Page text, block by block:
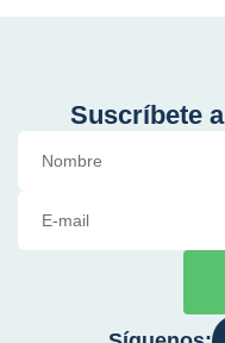
Suscríbete